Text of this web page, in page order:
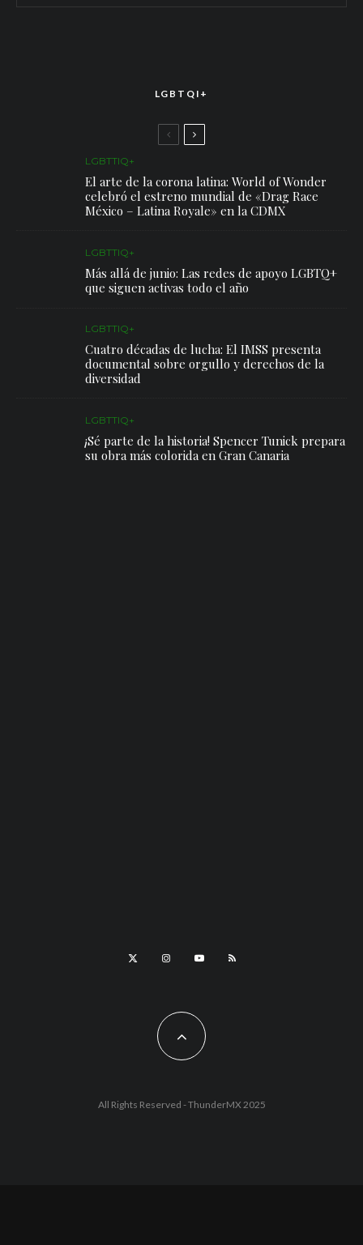
LGBTQI+
LGBTTIQ+
El arte de la corona latina: World of Wonder
celebró el estreno mundial de «Drag Race
México – Latina Royale» en la CDMX
LGBTTIQ+
Más allá de junio: Las redes de apoyo LGBTQ+
que siguen activas todo el año
LGBTTIQ+
Cuatro décadas de lucha: El IMSS presenta
documental sobre orgullo y derechos de la
diversidad
LGBTTIQ+
¡Sé parte de la historia! Spencer Tunick prepara
su obra más colorida en Gran Canaria
All Rights Reserved - ThunderMX 2025